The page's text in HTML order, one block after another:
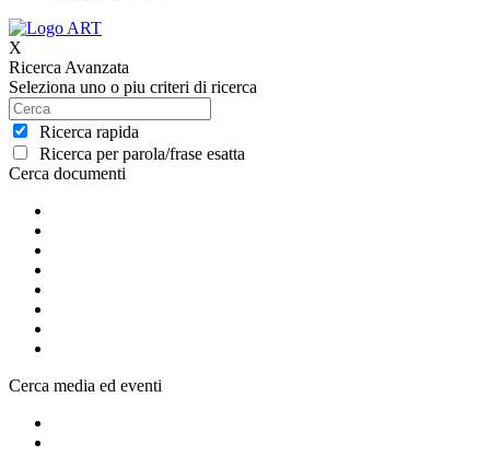
X
Ricerca Avanzata
Seleziona uno o piu criteri di ricerca
Ricerca rapida
Ricerca per parola/frase esatta
Cerca documenti
Cerca media ed eventi